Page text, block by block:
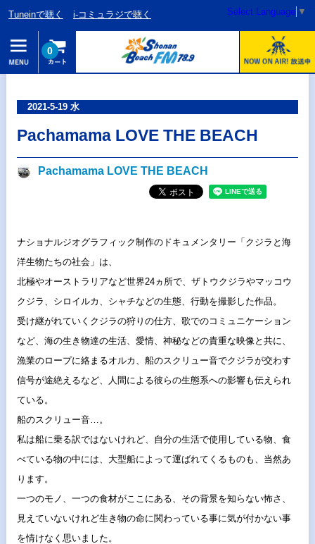
Tuneinで聴く i-コミュラジで聴く Select Language ▼
0
2021-5-19 水
Pachamama LOVE THE BEACH
Pachamama LOVE THE BEACH
ナショナルジオグラフィック制作のドキュメンタリー「 クジラと海
洋生物たちの社会」は、
北極やオーストラリアなど世界24ヵ所で、 ザトウクジラやマッコウ
クジラ、シロイルカ、シャチなどの生態、 行動を撮影した作品。
受け継がれていくクジラの狩りの仕方、 歌でのコミュニケーション
など、海の生き物達の生活、愛情、 神秘などの貴重な映像と共に、
漁業のロープに絡まるオルカ、 船のスクリュー音でクジラが交わす
信号が途絶えるなど、
人間による彼らの生態系への影響も伝えられ
ている。
船のスクリュー音…。
私は船に乗る訳ではないけれど、自分の生活で使用している物、 食
べている物の中には、大型船によって運ばれてくるものも、 当然あ
ります。
一つのモノ、一つの食材がここにある、 その背景を知らない怖さ、
見えていないけれど生き物の命に関わっている事に気が付かない事
を情けなく思いました。